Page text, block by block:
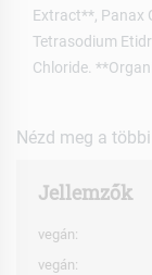
Extract**, Panax
Tetrasodium
Chloride.
Nézd meg a többi
Jellemzők
vegán:
vegán: